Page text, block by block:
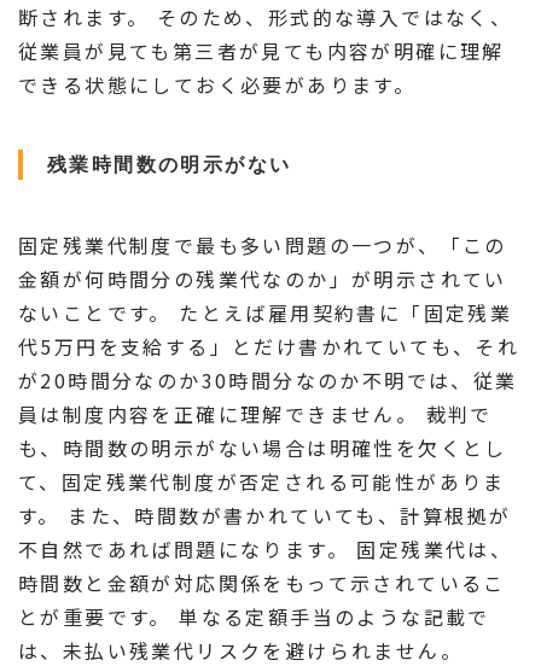
断されます。 そのため、形式的な導入ではなく、
従業員が見ても第三者が見ても内容が明確に理解
できる状態にしておく必要があります。
残業時間数の明示がない
固定残業代制度で最も多い問題の一つが、「この
金額が何時間分の残業代なのか」が明示されてい
ないことです。 たとえば雇用契約書に「固定残業
代5万円を支給する」とだけ書かれていても、それ
が20時間分なのか30時間分なのか不明では、従業
員は制度内容を正確に理解できません。 裁判で
も、時間数の明示がない場合は明確性を欠くとし
て、固定残業代制度が否定される可能性がありま
す。 また、時間数が書かれていても、計算根拠が
不自然であれば問題になります。 固定残業代は、
時間数と金額が対応関係をもって示されているこ
とが重要です。 単なる定額手当のような記載で
は、未払い残業代リスクを避けられません。